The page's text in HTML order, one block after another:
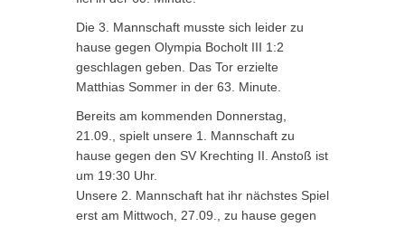
Die 3. Mannschaft musste sich leider zu
hause gegen Olympia Bocholt III 1:2
geschlagen geben. Das Tor erzielte
Matthias Sommer in der 63. Minute.
Bereits am kommenden Donnerstag,
21.09., spielt unsere 1. Mannschaft zu
hause gegen den SV Krechting II. Anstoß ist
um 19:30 Uhr.
Unsere 2. Mannschaft hat ihr nächstes Spiel
erst am Mittwoch, 27.09., zu hause gegen